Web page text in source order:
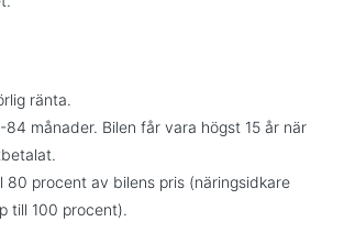
ränta.
månader. Bilen får vara högst 15 år när
80 procent av bilens pris (näringsidkare
till 100 procent).